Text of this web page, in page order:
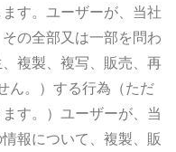
す。ユーザーが、当社
の全部又は一部を問わ
複製、複写、販売、再
ん。）する行為（ただ
す。）ユーザーが、当
報について、複製、販